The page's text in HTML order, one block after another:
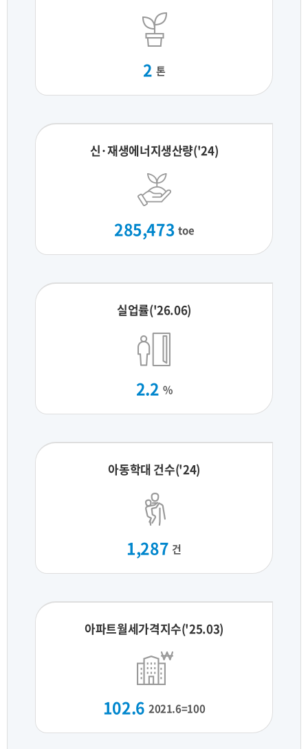
2 톤
신·재생에너지생산량('24)
285,473 toe
실업률('26.06)
2.2 %
아동학대 건수('24)
1,287 건
아파트월세가격지수('25.03)
102.6 2021.6=100